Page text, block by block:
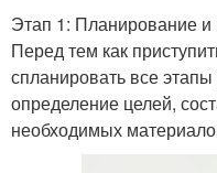
Этап 1: Планирование и
Перед тем как
спланировать все
определение целей,
необходимых